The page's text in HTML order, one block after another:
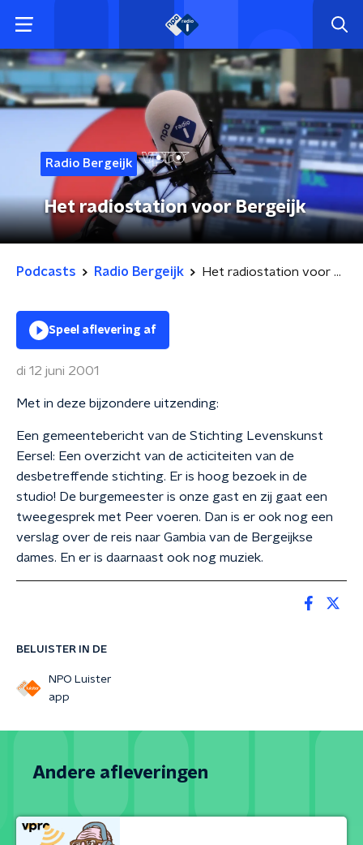
Radio Bergeijk
Het radiostation voor Bergeijk
Podcasts Radio Bergeijk Het radiostation voor Bergeijk
BELUISTER IN DE
NPO Luister
app
Speel aflevering af
di 12 juni 2001
Met in deze bijzondere uitzending:
Een gemeentebericht van de Stichting Levenskunst
Eersel: Een overzicht van de acticiteiten van de
desbetreffende stichting. Er is hoog bezoek in de
studio! De burgemeester is onze gast en zij gaat een
tweegesprek met Peer voeren. Dan is er ook nog een
verslag over de reis naar Gambia van de Bergeijkse
dames. En er is daarnaast ook nog muziek.
Andere afleveringen